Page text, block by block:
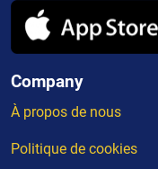
Company
À propos de nous
Politique de cookies